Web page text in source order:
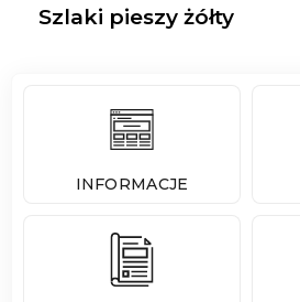
Szlaki pieszy żółty
INFORMACJE